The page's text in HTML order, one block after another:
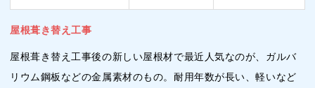
屋根葺き替え工事
屋根葺き替え工事後の新しい屋根材で最近人気なのが、ガルバ
リウム鋼板などの金属素材のもの。耐用年数が長い、軽いなど